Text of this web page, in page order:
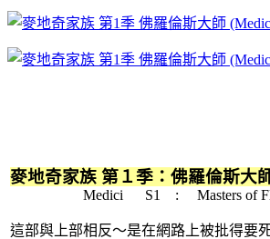
麥地奇家族 第１季：佛羅倫斯大
Medici S1 : Masters of
這部與上部相反～是在網路上被批得